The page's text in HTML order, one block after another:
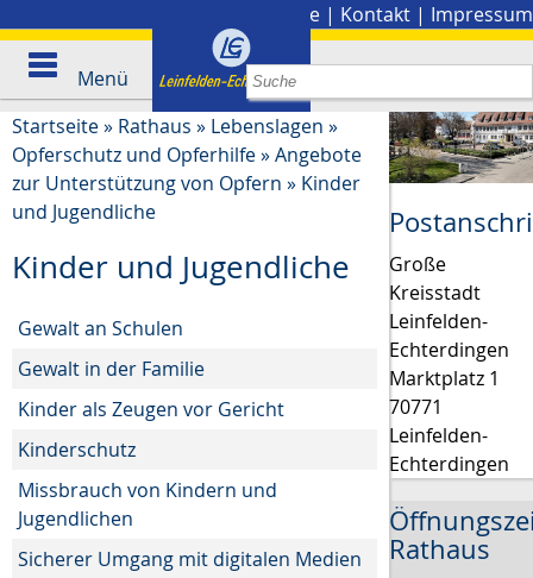
Presse | Kontakt | Impressum
Menü
Startseite» Rathaus » Lebenslagen »
Opferschutz und Opferhilfe»Angebote
zur Unterstützung von Opfern » Kinder
und Jugendliche
Kinder und Jugendliche
Gewalt an Schulen
Gewalt in der Familie
Kinder als Zeugen vor Gericht
Kinderschutz
Missbrauch von Kindern und
Jugendlichen
Sicherer Umgang mit digitalen Medien
Große
Kreisstadt
Leinfelden-
Echterdingen
Marktplatz 1
70771
Leinfelden-
Echterdingen
Rathaus